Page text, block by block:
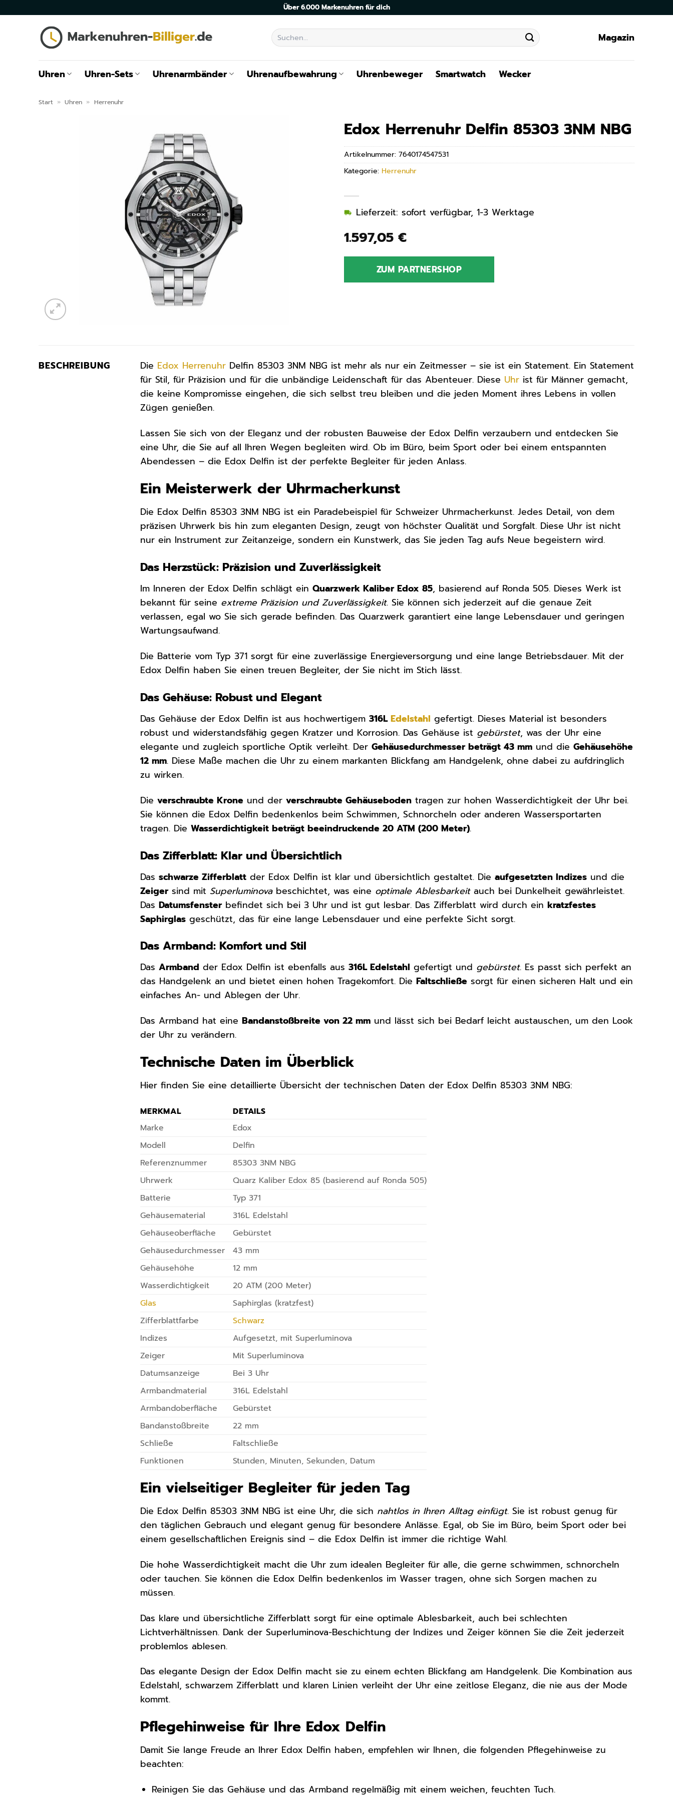
Über 6.000 Markenuhren für dich
Suchen
nach:
Magazin
Uhren Uhren-Sets Uhrenarmbänder Uhrenaufbewahrung Uhrenbeweger Smartwatch Wecker
Start » Uhren » Herrenuhr
Edox Herrenuhr Delfin 85303 3NM NBG
1.597,05 €
Lieferzeit: sofort verfügbar, 1-3 Werktage
ZUM PARTNERSHOP
Artikelnummer: 7640174547531
Kategorie: Herrenuhr
BESCHREIBUNG Die Edox Herrenuhr Delfin 85303 3NM NBG ist mehr als nur ein Zeitmesser – sie ist ein Statement. Ein Statement
für Stil, für Präzision und für die unbändige Leidenschaft für das Abenteuer. Diese Uhr ist für Männer gemacht,
die keine Kompromisse eingehen, die sich selbst treu bleiben und die jeden Moment ihres Lebens in vollen
Zügen genießen.
Lassen Sie sich von der Eleganz und der robusten Bauweise der Edox Delfin verzaubern und entdecken Sie
eine Uhr, die Sie auf all Ihren Wegen begleiten wird. Ob im Büro, beim Sport oder bei einem entspannten
Abendessen – die Edox Delfin ist der perfekte Begleiter für jeden Anlass.
Ein Meisterwerk der Uhrmacherkunst
Die Edox Delfin 85303 3NM NBG ist ein Paradebeispiel für Schweizer Uhrmacherkunst. Jedes Detail, von dem
präzisen Uhrwerk bis hin zum eleganten Design, zeugt von höchster Qualität und Sorgfalt. Diese Uhr ist nicht
nur ein Instrument zur Zeitanzeige, sondern ein Kunstwerk, das Sie jeden Tag aufs Neue begeistern wird.
Das Herzstück: Präzision und Zuverlässigkeit
Im Inneren der Edox Delfin schlägt einQuarzwerk Kaliber Edox 85, basierend auf Ronda 505. Dieses Werk ist
bekannt für seine extreme Präzision und Zuverlässigkeit. Sie können sich jederzeit auf die genaue Zeit
verlassen, egal wo Sie sich gerade befinden. Das Quarzwerk garantiert eine lange Lebensdauer und geringen
Wartungsaufwand.
Die Batterie vom Typ 371 sorgt für eine zuverlässige Energieversorgung und eine lange Betriebsdauer. Mit der
Edox Delfin haben Sie einen treuen Begleiter, der Sie nicht im Stich lässt.
Das Gehäuse: Robust und Elegant
Das Gehäuse der Edox Delfin ist aus hochwertigem316LEdelstahl gefertigt. Dieses Material ist besonders
robust und widerstandsfähig gegen Kratzer und Korrosion. Das Gehäuse ist gebürstet, was der Uhr eine
elegante und zugleich sportliche Optik verleiht. DerGehäusedurchmesser beträgt 43 mm und dieGehäusehöhe
12 mm. Diese Maße machen die Uhr zu einem markanten Blickfang am Handgelenk, ohne dabei zu aufdringlich
zu wirken.
Dieverschraubte Krone und derverschraubte Gehäuseboden tragen zur hohen Wasserdichtigkeit der Uhr bei.
Sie können die Edox Delfin bedenkenlos beim Schwimmen, Schnorcheln oder anderen Wassersportarten
tragen. DieWasserdichtigkeit beträgt beeindruckende 20 ATM (200 Meter).
Das Zifferblatt: Klar und Übersichtlich
Dasschwarze Zifferblatt der Edox Delfin ist klar und übersichtlich gestaltet. Dieaufgesetzten Indizes und die
Zeigersind mit Superluminovabeschichtet, was eine optimale Ablesbarkeitauch bei Dunkelheit gewährleistet.
DasDatumsfensterbefindet sich bei 3 Uhr und ist gut lesbar. Das Zifferblatt wird durch einkratzfestes
Saphirglas geschützt, das für eine lange Lebensdauer und eine perfekte Sicht sorgt.
Das Armband: Komfort und Stil
DasArmband der Edox Delfin ist ebenfalls aus316L Edelstahl gefertigt und gebürstet. Es passt sich perfekt an
das Handgelenk an und bietet einen hohen Tragekomfort. DieFaltschließe sorgt für einen sicheren Halt und ein
einfaches An- und Ablegen der Uhr.
Das Armband hat eineBandanstoßbreite von 22 mm und lässt sich bei Bedarf leicht austauschen, um den Look
der Uhr zu verändern.
Technische Daten im Überblick
Hier finden Sie eine detaillierte Übersicht der technischen Daten der Edox Delfin 85303 3NM NBG:
MERKMAL
DETAILS
Marke
Edox
Modell
Delfin
Referenznummer
85303 3NM NBG
Uhrwerk
Quarz Kaliber Edox 85 (basierend auf Ronda 505)
Batterie
Typ 371
Gehäusematerial
316L Edelstahl
Gehäuseoberfläche
Gebürstet
Gehäusedurchmesser
43 mm
Gehäusehöhe
12 mm
Wasserdichtigkeit
20 ATM (200 Meter)
Glas
Saphirglas (kratzfest)
Zifferblattfarbe
Schwarz
Indizes
Aufgesetzt, mit Superluminova
Zeiger
Mit Superluminova
Datumsanzeige
Bei 3 Uhr
Armbandmaterial
316L Edelstahl
Armbandoberfläche
Gebürstet
Bandanstoßbreite
22 mm
Schließe
Faltschließe
Funktionen
Stunden, Minuten, Sekunden, Datum
Ein vielseitiger Begleiter für jeden Tag
Die Edox Delfin 85303 3NM NBG ist eine Uhr, die sich nahtlos in Ihren Alltag einfügt. Sie ist robust genug für
den täglichen Gebrauch und elegant genug für besondere Anlässe. Egal, ob Sie im Büro, beim Sport oder bei
einem gesellschaftlichen Ereignis sind – die Edox Delfin ist immer die richtige Wahl.
Die hohe Wasserdichtigkeit macht die Uhr zum idealen Begleiter für alle, die gerne schwimmen, schnorcheln
oder tauchen. Sie können die Edox Delfin bedenkenlos im Wasser tragen, ohne sich Sorgen machen zu
müssen.
Das klare und übersichtliche Zifferblatt sorgt für eine optimale Ablesbarkeit, auch bei schlechten
Lichtverhältnissen. Dank der Superluminova-Beschichtung der Indizes und Zeiger können Sie die Zeit jederzeit
problemlos ablesen.
Das elegante Design der Edox Delfin macht sie zu einem echten Blickfang am Handgelenk. Die Kombination aus
Edelstahl, schwarzem Zifferblatt und klaren Linien verleiht der Uhr eine zeitlose Eleganz, die nie aus der Mode
kommt.
Pflegehinweise für Ihre Edox Delfin
Damit Sie lange Freude an Ihrer Edox Delfin haben, empfehlen wir Ihnen, die folgenden Pflegehinweise zu
beachten:
Reinigen Sie das Gehäuse und das Armband regelmäßig mit einem weichen, feuchten Tuch.